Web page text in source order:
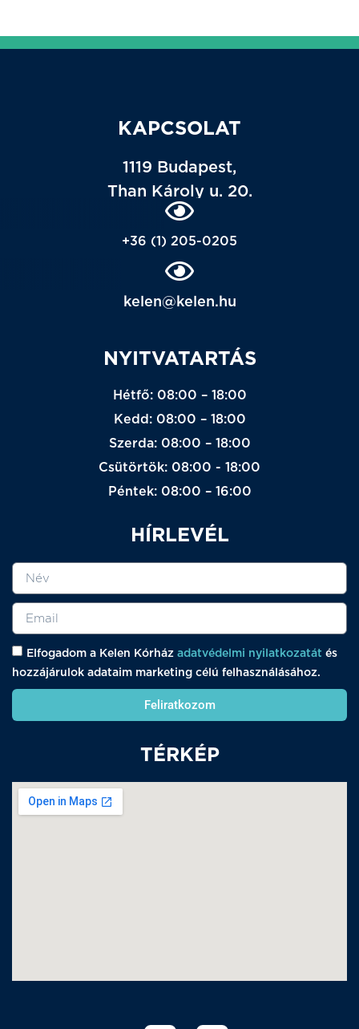
KAPCSOLAT
1119 Budapest,
Than Károly u. 20.
+36 (1) 205-0205
kelen@kelen.hu
NYITVATARTÁS
Hétfő: 08:00 – 18:00
Kedd: 08:00 – 18:00
Szerda: 08:00 – 18:00
Csütörtök: 08:00 - 18:00
Péntek: 08:00 – 16:00
HÍRLEVÉL
Elfogadom a Kelen Kórház adatvédelmi nyilatkozatát és
hozzájárulok adataim marketing célú felhasználásához.
Feliratkozom
TÉRKÉP